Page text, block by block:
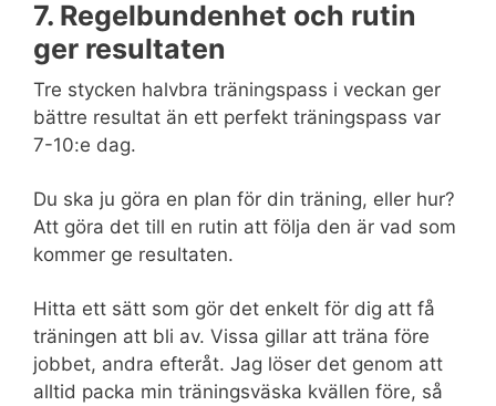
7. Regelbundenhet och rutin
ger resultaten
Tre stycken halvbra träningspass i veckan ger
bättre resultat än ett perfekt träningspass var
7-10:e dag.
Du ska ju göra en plan för din träning, eller hur?
Att göra det till en rutin att följa den är vad som
kommer ge resultaten.
Hitta ett sätt som gör det enkelt för dig att få
träningen att bli av. Vissa gillar att träna före
jobbet, andra efteråt. Jag löser det genom att
alltid packa min träningsväska kvällen före, så